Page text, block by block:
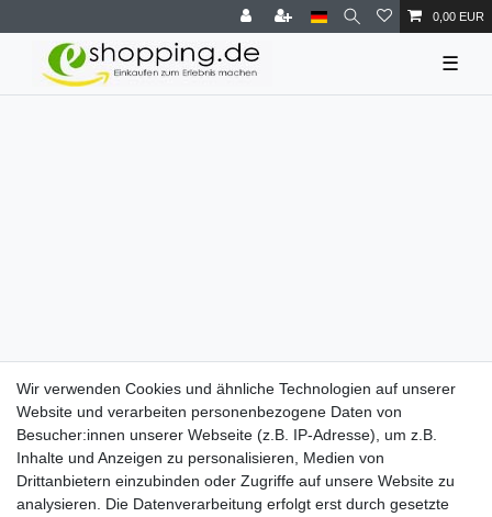
0,00 EUR
☰
Wir verwenden Cookies und ähnliche Technologien auf unserer
Website und verarbeiten personenbezogene Daten von
Besucher:innen unserer Webseite (z.B. IP-Adresse), um z.B.
Inhalte und Anzeigen zu personalisieren, Medien von
Drittanbietern einzubinden oder Zugriffe auf unsere Website zu
analysieren. Die Datenverarbeitung erfolgt erst durch gesetzte